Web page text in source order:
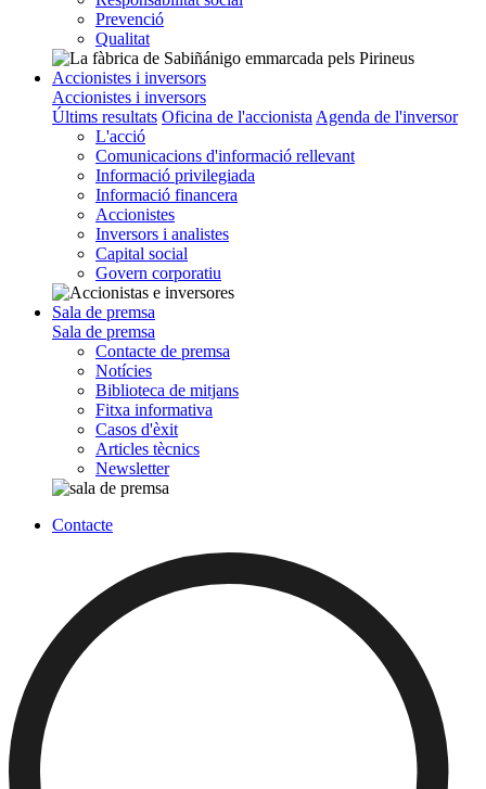
Prevenció
Qualitat
Accionistes i inversors
Accionistes i inversors
Últims resultats Oficina de l'accionista Agenda de l'inversor
L'acció
Comunicacions d'informació rellevant
Informació privilegiada
Informació financera
Accionistes
Inversors i analistes
Capital social
Govern corporatiu
Sala de premsa
Sala de premsa
Contacte de premsa
Notícies
Biblioteca de mitjans
Fitxa informativa
Casos d'èxit
Articles tècnics
Newsletter
Contacte